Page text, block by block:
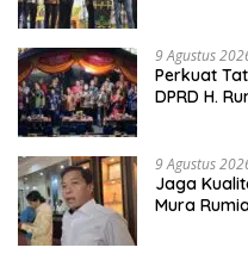
9 Agustus
Perkuat
DPRD H.
9 Agustus
Jaga
Mura